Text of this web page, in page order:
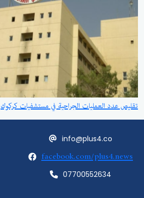
تقليص عدد العمليات الجراحية في مستشفيات كركوك
info@plus4.co
facebook.com/plus4.news
07700552634